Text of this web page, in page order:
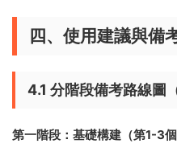
四、使用建議與備
4.1 分階段備考路線圖
第一階段：基礎構建（第1-3個